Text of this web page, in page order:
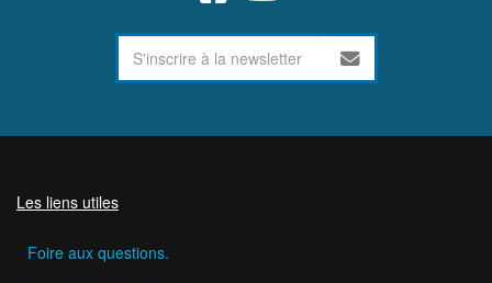
Les liens utiles
Foire aux questions.